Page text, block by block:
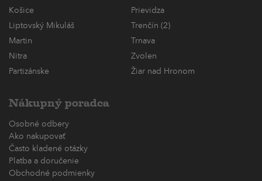
Košice
Prievidza
Liptovský Mikuláš
Trenčín (2)
Martin
Trnava
Nitra
Zvolen
Partizánske
Žiar nad Hronom
Nákupný poradca
Osobné odbery
Ako nakupovať
Často kladené otázky
Platba a doručenie
Obchodné podmienky